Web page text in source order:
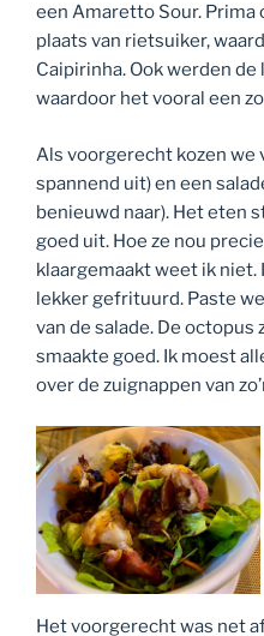
een Amaretto Sour. Prima
plaats van rietsuiker,
Caipirinha. Ook werden
waardoor het vooral een
Als voorgerecht kozen we
spannend uit) en een
benieuwd naar). Het eten
goed uit. Hoe ze nou
klaargemaakt weet ik niet.
lekker gefrituurd. Paste
van de salade. De octopus
smaakte goed. Ik moest
over de zuignappen van
Het voorgerecht was net